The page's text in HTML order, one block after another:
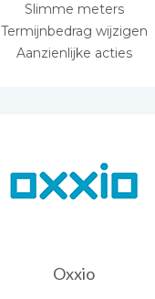
Slimme meters
Termijnbedrag wijzigen
Aanzienlijke acties
Oxxio